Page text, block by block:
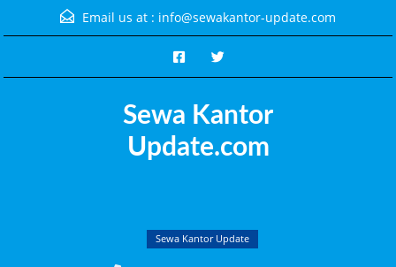
Email us at : info@sewakantor-update.com
Sewa Kantor
Update.com
Sewa Kantor Update